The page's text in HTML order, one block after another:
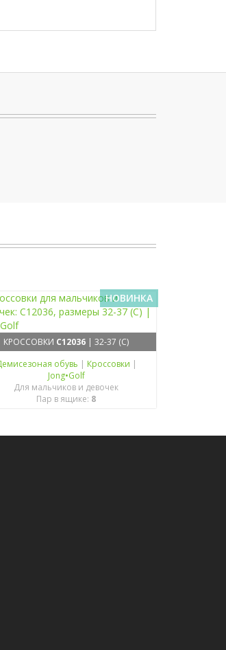
НОВИНКА
КРОССОВКИ C12036 | 32-37 (C)
обувь | Кроссовки |
Jong•Golf
Для мальчиков и девочек
Пар в ящике: 8